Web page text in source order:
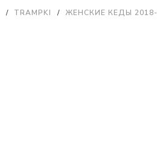
TRAMPKI ЖЕНСКИЕ КЕДЫ 2018-